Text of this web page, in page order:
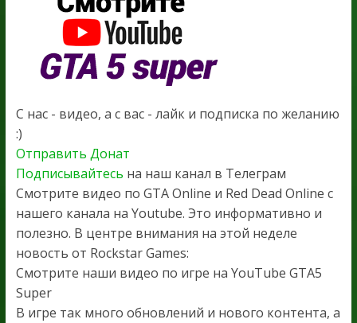
С нас - видео, а с вас - лайк и подписка по желанию
:)
Отправить Донат
Подписывайтесь на наш канал в Телеграм
Смотрите видео по GTA Online и Red Dead Online с
нашего канала на Youtube. Это информативно и
полезно. В центре внимания на этой неделе
новость от Rockstar Games:
Смотрите наши видео по игре на YouTube GTA5
Super
В игре так много обновлений и нового контента, а